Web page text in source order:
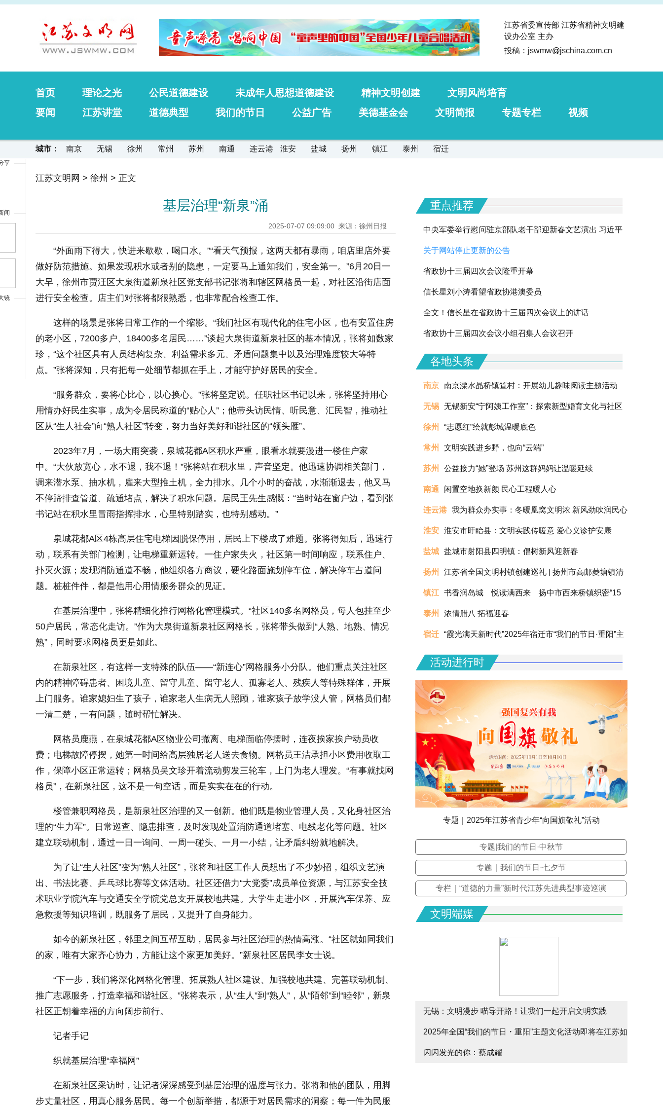
江苏省委宣传部 江苏省精神文明建
设办公室 主办
投稿：jswmw@jschina.com.cn
首页 理论之光 公民道德建设 未成年人思想道德建设 精神文明创建
文明风尚培育
要闻
江苏讲堂 道德典型 我们的节日 公益广告 美德基金会 文明简报 专题专栏 视频
城市： 南京 无锡 徐州 常州 苏州 南通 连云港 淮安 盐城 扬州 镇江 泰州 宿迁
江苏文明网 > 徐州 > 正文
基层治理“新泉”涌
2025-07-07 09:09:00 来源：徐州日报
“外面雨下得大，快进来歇歇，喝口水。”“看天气预报，这两天都有暴雨，咱店里店外要
做好防范措施。如果发现积水或者别的隐患，一定要马上通知我们，安全第一。”6月20日一
大早，徐州市贾汪区大泉街道新泉社区党支部书记张将和辖区网格员一起，对社区沿街店面
进行安全检查。店主们对张将都很熟悉，也非常配合检查工作。
这样的场景是张将日常工作的一个缩影。“我们社区有现代化的住宅小区，也有安置住房
的老小区，7200多户、18400多名居民……”谈起大泉街道新泉社区的基本情况，张将如数家
珍，“这个社区具有人员结构复杂、利益需求多元、矛盾问题集中以及治理难度较大等特
点。”张将深知，只有把每一处细节都抓在手上，才能守护好居民的安全。
“服务群众，要将心比心，以心换心。”张将坚定说。任职社区书记以来，张将坚持用心
用情办好民生实事，成为令居民称道的“贴心人”；他带头访民情、听民意、汇民智，推动社
区从“生人社会”向“熟人社区”转变，努力当好美好和谐社区的“领头雁”。
2023年7月，一场大雨突袭，泉城花都A区积水严重，眼看水就要漫进一楼住户家
中。“大伙放宽心，水不退，我不退！”张将站在积水里，声音坚定。他迅速协调相关部门，
调来潜水泵、抽水机，雇来大型推土机，全力排水。几个小时的奋战，水渐渐退去，他又马
不停蹄排查管道、疏通堵点，解决了积水问题。居民王先生感慨：“当时站在窗户边，看到张
书记站在积水里冒雨指挥排水，心里特别踏实，也特别感动。”
泉城花都A区4栋高层住宅电梯因脱保停用，居民上下楼成了难题。张将得知后，迅速行
动，联系有关部门检测，让电梯重新运转。一住户家失火，社区第一时间响应，联系住户、
扑灭火源；发现消防通道不畅，他组织各方商议，硬化路面施划停车位，解决停车占道问
题。桩桩件件，都是他用心用情服务群众的见证。
在基层治理中，张将精细化推行网格化管理模式。“社区140多名网格员，每人包挂至少
50户居民，常态化走访。”作为大泉街道新泉社区网格长，张将带头做到“人熟、地熟、情况
熟”，同时要求网格员更是如此。
在新泉社区，有这样一支特殊的队伍——“新连心”网格服务小分队。他们重点关注社区
内的精神障碍患者、困境儿童、留守儿童、留守老人、孤寡老人、残疾人等特殊群体，开展
上门服务。谁家媳妇生了孩子，谁家老人生病无人照顾，谁家孩子放学没人管，网格员们都
一清二楚，一有问题，随时帮忙解决。
网格员鹿燕，在泉城花都A区物业公司撤离、电梯面临停摆时，连夜挨家挨户动员收
费；电梯故障停摆，她第一时间给高层独居老人送去食物。网格员王洁承担小区费用收取工
作，保障小区正常运转；网格员吴文珍开着流动剪发三轮车，上门为老人理发。“有事就找网
格员”，在新泉社区，这不是一句空话，而是实实在在的行动。
楼管兼职网格员，是新泉社区治理的又一创新。他们既是物业管理人员，又化身社区治
理的“生力军”。日常巡查、隐患排查，及时发现处置消防通道堵塞、电线老化等问题。社区
建立联动机制，通过一日一询问、一周一碰头、一月一小结，让矛盾纠纷就地解决。
为了让“生人社区”变为“熟人社区”，张将和社区工作人员想出了不少妙招，组织文艺演
出、书法比赛、乒乓球比赛等文体活动。社区还借力“大党委”成员单位资源，与江苏安全技
术职业学院汽车与交通安全学院党总支开展校地共建。大学生走进小区，开展汽车保养、应
急救援等知识培训，既服务了居民，又提升了自身能力。
如今的新泉社区，邻里之间互帮互助，居民参与社区治理的热情高涨。“社区就如同我们
的家，唯有大家齐心协力，方能让这个家更加美好。”新泉社区居民李女士说。
“下一步，我们将深化网格化管理、拓展熟人社区建设、加强校地共建、完善联动机制、
推广志愿服务，打造幸福和谐社区。”张将表示，从“生人”到“熟人”，从“陌邻”到“睦邻”，新泉
社区正朝着幸福的方向阔步前行。
记者手记
织就基层治理“幸福网”
在新泉社区采访时，让记者深深感受到基层治理的温度与张力。张将和他的团队，用脚
步丈量社区，用真心服务居民。每一个创新举措，都源于对居民需求的洞察；每一件为民服
重点推荐
中央军委举行慰问驻京部队老干部迎新春文艺演出 习近平
向全军老同志祝贺新春
关于网站停止更新的公告
省政协十三届四次会议隆重开幕
信长星刘小涛看望省政协港澳委员
全文！信长星在省政协十三届四次会议上的讲话
省政协十三届四次会议小组召集人会议召开
各地头条
南京 南京溧水晶桥镇笪村：开展幼儿趣味阅读主题活动
无锡 无锡新安“宁阿姨工作室”：探索新型婚育文化与社区
治理融合的创新实践
徐州 “志愿红”绘就彭城温暖底色
常州 文明实践进乡野，也向“云端”
苏州 公益接力“她”登场 苏州这群妈妈让温暖延续
南通 闲置空地换新颜 民心工程暖人心
连云港 我为群众办实事：冬暖凰窝文明浓 新风劲吹润民心
淮安 淮安市盱眙县：文明实践传暖意 爱心义诊护安康
盐城 盐城市射阳县四明镇：倡树新风迎新春
扬州 江苏省全国文明村镇创建巡礼 | 扬州市高邮菱塘镇清
真村
镇江 书香润岛城 悦读满西来 扬中市西来桥镇织密“15
分钟阅读圈”滋养全龄人生
泰州 浓情腊八 拓福迎春
宿迁 “霞光满天新时代”2025年宿迁市“我们的节日·重阳”主
场活动圆满举办
活动进行时
专题｜2025年江苏省青少年“向国旗敬礼”活动
专题|我们的节日·中秋节
专题｜我们的节日·七夕节
专栏｜“道德的力量”新时代江苏先进典型事迹巡演
文明端媒
无锡：文明漫步 喵导开路！让我们一起开启文明实践
citywalk
2025年全国“我们的节日・重阳”主题文化活动即将在江苏如
皋启幕
闪闪发光的你：蔡成耀
享
闻
镜